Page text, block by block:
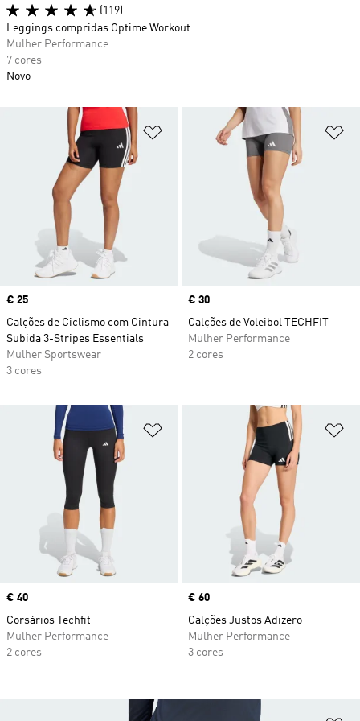
Adicionar à Lista de Desejos
Price
€ 25
Calções de Ciclismo com Cintura
Subida 3-Stripes Essentials
Mulher Sportswear
3 cores
Price
€ 30
Calções de Voleibol TECHFIT
Mulher Performance
2 cores
Adicionar à Lista de Desejos
Price
€ 40
Corsários Techfit
Mulher Performance
2 cores
Price
€ 60
Calções Justos Adizero
Mulher Performance
3 cores
(119)
Leggings compridas Optime Workout
Mulher Performance
7 cores
Novo